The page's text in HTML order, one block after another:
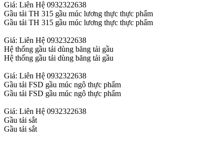
Giá: Liên Hệ 0932322638
Gầu tải TH 315 gầu múc lương thực thực phẩm
Gầu tải TH 315 gầu múc lương thực thực phẩm
Giá: Liên Hệ 0932322638
Hệ thống gầu tải dùng băng tải gầu
Hệ thống gầu tải dùng băng tải gầu
Giá: Liên Hệ 0932322638
Gầu tải FSD gầu múc ngô thực phẩm
Gầu tải FSD gầu múc ngô thực phẩm
Giá: Liên Hệ 0932322638
Gầu tải sắt
Gầu tải sắt